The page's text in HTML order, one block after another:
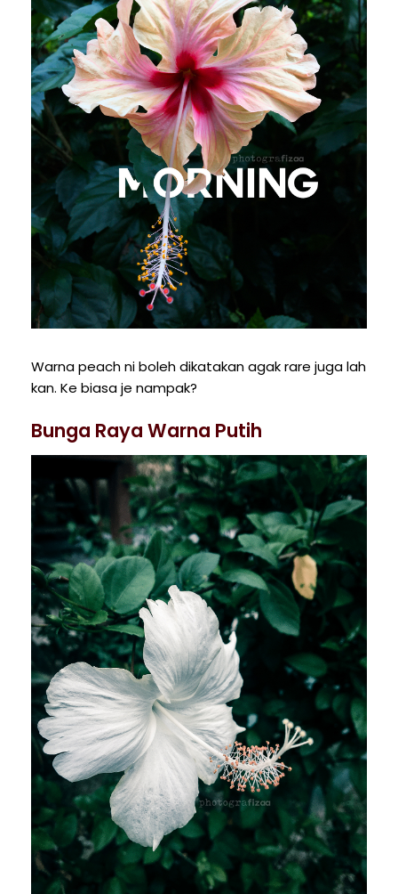
Warna peach ni boleh dikatakan agak rare juga lah
kan. Ke biasa je nampak?
Bunga Raya Warna Putih